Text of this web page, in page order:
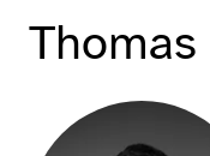
Agrandir